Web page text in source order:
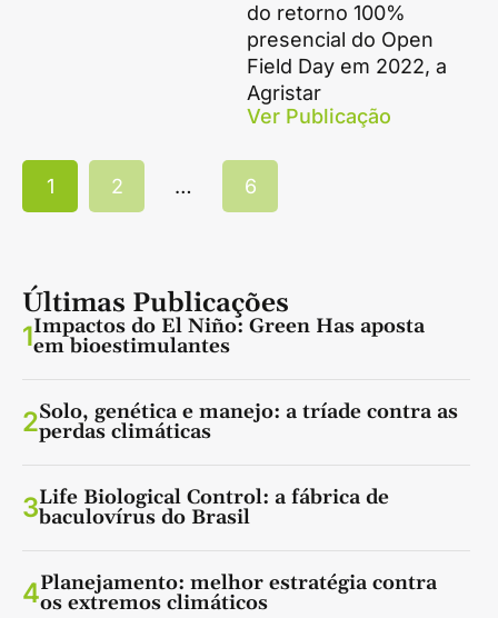
do retorno 100%
presencial do Open
Field Day em 2022, a
Agristar
Ver Publicação
1 2 … 6
Últimas Publicações
1Impactos do El Niño: Green Has aposta
em bioestimulantes
2Solo, genética e manejo: a tríade contra as
perdas climáticas
3Life Biological Control: a fábrica de
baculovírus do Brasil
4Planejamento: melhor estratégia contra
os extremos climáticos